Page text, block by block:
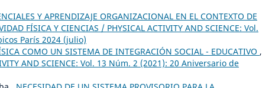
Y APRENDIZAJE ORGANIZACIONAL EN EL CONTEXTO DE
FÍSICA Y CIENCIAS / PHYSICAL ACTIVITY AND SCIENCE: Vol.
París 2024 (julio)
COMO UN SISTEMA DE INTEGRACIÓN SOCIAL - EDUCATIVO ,
AND SCIENCE: Vol. 13 Núm. 2 (2021): 20 Aniversario de